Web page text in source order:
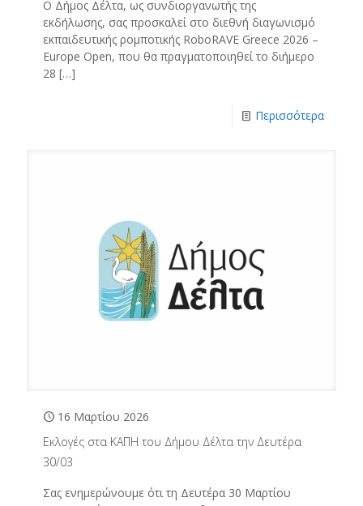
Ο Δήμος Δέλτα, ως συνδιοργανωτής της
εκδήλωσης, σας προσκαλεί στο διεθνή διαγωνισμό
εκπαιδευτικής ρομποτικής RoboRAVE Greece 2026 –
Europe Open, που θα πραγματοποιηθεί το διήμερο
28 […]
Περισσότερα
16 Μαρτίου 2026
Εκλογές στα ΚΑΠΗ του Δήμου Δέλτα την Δευτέρα
30/03
Σας ενημερώνουμε ότι τη Δευτέρα 30 Μαρτίου